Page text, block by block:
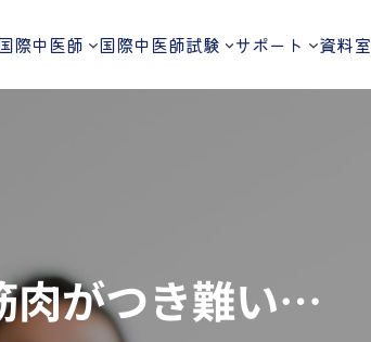
際中医師 国際中医師試験 サポート 資料室
肉がつき難い…